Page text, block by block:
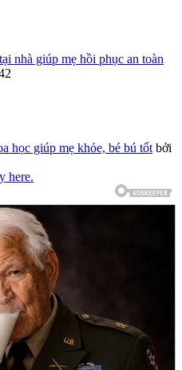
nhà giúp mẹ hồi phục an toàn
học giúp mẹ khỏe, bé bú tốt bởi
here.